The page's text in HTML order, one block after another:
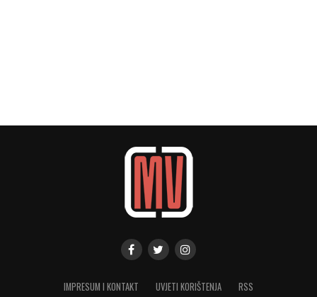
IMPRESUM I KONTAKT UVJETI KORIŠTENJA RSS